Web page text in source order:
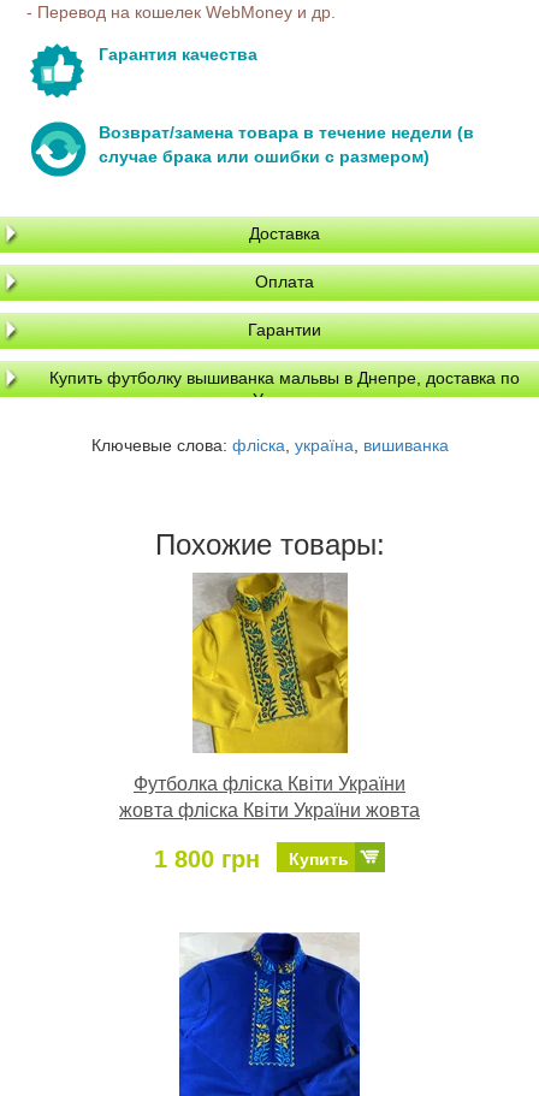
- Перевод на кошелек WebMoney и др.
Гарантия качества
Возврат/замена товара в течение недели (в
случае брака или ошибки с размером)
Доставка
Оплата
Гарантии
Купить футболку вышиванка мальвы в Днепре, доставка по
Украине
Ключевые слова: фліска, україна, вишиванка
Похожие товары:
Футболка фліска Квіти України
жовта фліска Квіти України жовта
1 800 грн Купить